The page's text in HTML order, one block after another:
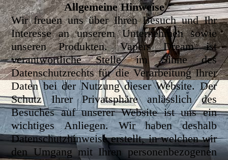
Allgemeine Hinweise
Wir freuen uns über Ihren Besuch und Ihr
Interesse an unserem Unternehmen sowie
unseren Produkten. Vapers Dream ist
verantwortliche Stelle im Sinne des
Datenschutzrechts für die Verarbeitung Ihrer
Daten bei der Nutzung dieser Website. Der
Schutz Ihrer Privatsphäre anlässlich des
Besuches auf unserer Website ist uns ein
wichtiges Anliegen. Wir haben deshalb
Datenschutzhinweise erstellt, in welchen wir
den Umgang mit Ihren personenbezogenen